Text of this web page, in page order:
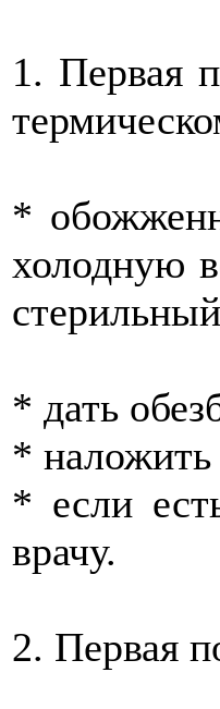
1. Первая
*
холодную
* дать
* наложить
* если
врачу.
2. Первая